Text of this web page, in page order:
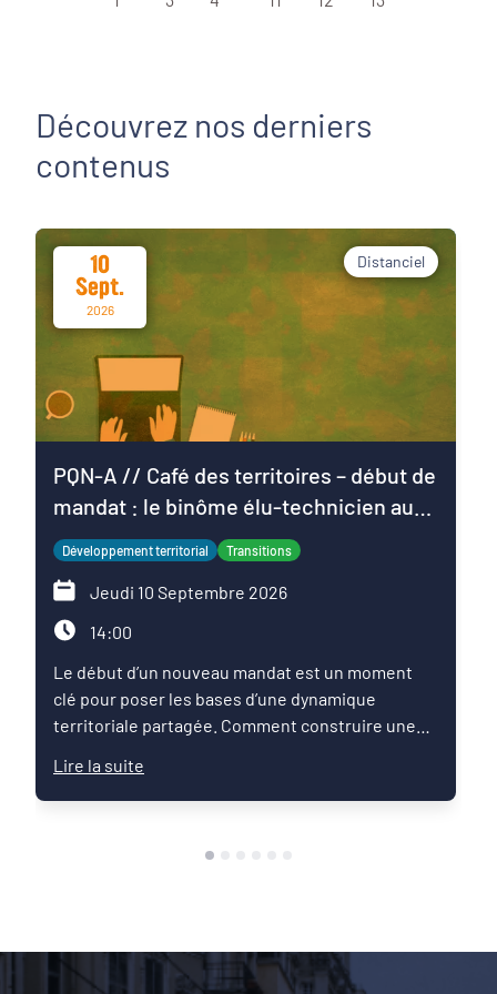
Découvrez nos derniers
contenus
10
Sept.
2026
Distanciel
PQN-A // Café des territoires – début de
mandat : le binôme élu-technicien au
service du projet de territoire
Développement territorial Transitions
Jeudi 10 Septembre 2026
14:00
Le début d’un nouveau mandat est un moment
clé pour poser les bases d’une dynamique
territoriale partagée. Comment construire une
Comment articuler les ambitions politiques,
l’expertise des services et les enjeux du territoire
?Ce Café des territoires propose un temps
définition des priorités, mobilisation des
Lire la suite